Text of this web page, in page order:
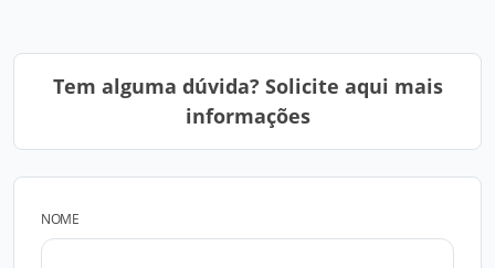
Tem alguma dúvida? Solicite aqui mais
informações
NOME